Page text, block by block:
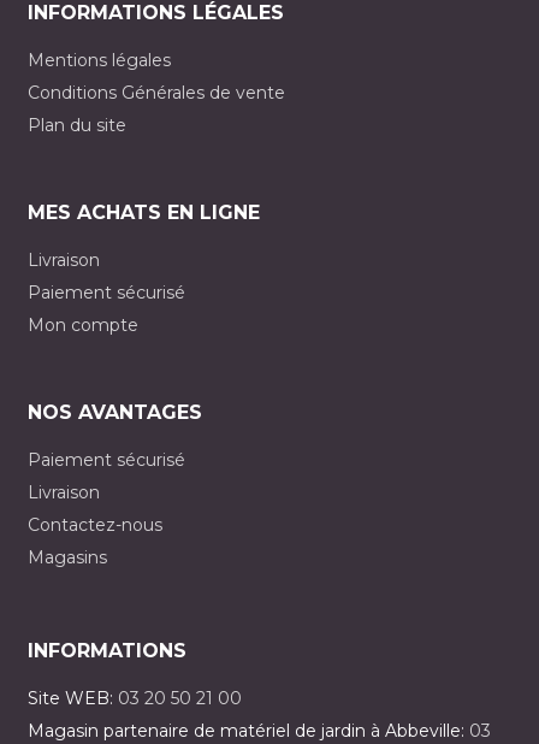
INFORMATIONS LÉGALES
Mentions légales
Conditions Générales de vente
Plan du site
MES ACHATS EN LIGNE
Livraison
Paiement sécurisé
Mon compte
NOS AVANTAGES
Paiement sécurisé
Livraison
Contactez-nous
Magasins
INFORMATIONS
Site WEB: 03 20 50 21 00
Magasin partenaire de matériel de jardin à Abbeville: 03